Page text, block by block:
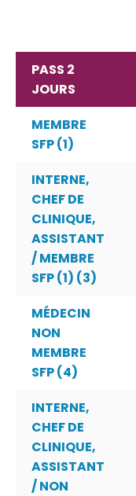
PASS 2
JOURS
MEMBRE
SFP (1)
INTERNE,
CHEF DE
CLINIQUE,
ASSISTANT
/ MEMBRE
SFP (1) (3)
MÉDECIN
NON
MEMBRE
SFP (4)
INTERNE,
CHEF DE
CLINIQUE,
ASSISTANT
/ NON